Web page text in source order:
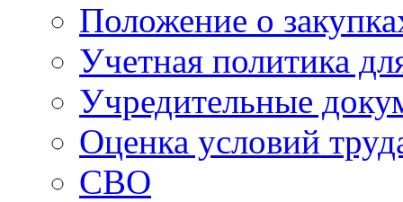
Положение о
Учетная политика
Учредительные
Оценка условий
СВО